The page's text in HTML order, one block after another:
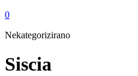
0
Nekategorizirano
Siscia